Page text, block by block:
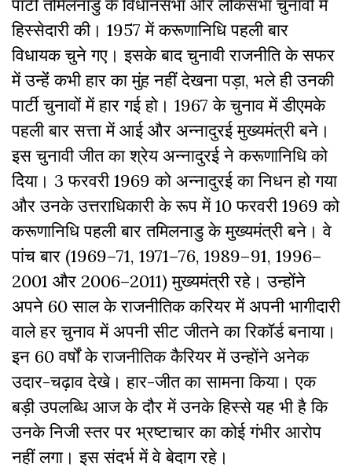
पार्टी तमिलनाडु के विधानसभा और लोकसभा चुनावों में
हिस्सेदारी की। 1957 में करूणानिधि पहली बार
विधायक चुने गए। इसके बाद चुनावी राजनीति के सफर
में उन्हेंं कभी हार का मुंह नहीं देखना पड़ा, भले ही उनकी
पार्टी चुनावों में हार गई हो। 1967 के चुनाव में डीएमके
पहली बार सत्ता में आई और अन्नादुरई मुख्यमंत्री बने।
इस चुनावी जीत का श्रेय अन्नादुरई ने करूणानिधि को
देिया। 3 फरवरी 1969 को अन्नादुरई का निधन हो गया
और उनके उत्तराधिकारी के रूप में 10 फरवरी 1969 को
करूणानिधि पहली बार तमिलनाडु के मुख्यमंत्री बने। वे
पांच बार (1969–71, 1971–76, 1989–91, 1996–
2001 और 2006–2011) मुख्यमंत्री रहे। उन्होंने
अपने 60 साल के राजनीतिक करियर में अपनी भागीदारी
वाले हर चुनाव में अपनी सीट जीतने का रिकॉर्ड बनाया।
इन 60 वर्षों के राजनीतिक कैरियर में उन्होंने अनेक
उदार-चढ़ाव देखे। हार-जीत का सामना किया। एक
बड़ी उपलब्धि आज के दौर में उनके हिस्से यह भी है कि
उनके निजी स्तर पर भ्रष्टाचार का कोई गंभीर आरोप
नहीं लगा। इस संदर्भ में वे बेदाग रहे।